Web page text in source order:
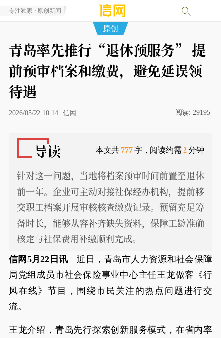
专注独家 · 原创新闻
原创
青岛率先推行“退休预服务” 提
前预审档案和缴费，避免延误领
待遇
2026/05/22 10:14 信网 阅读: 29195
导读 本文共 777字，阅读约需 2分钟
针对这一问题，当地将档案预审时间前置至退休
前一年。企业可主动对接社保经办机构，提前移
交职工档案开展审核核查缴费记录。预留充足筹
备时长，能够从容补齐缺失资料，保障工龄准确
核定与社保费用补缴顺利完成。
信网5月22日讯 近日，青岛市人力资源和社会保障
局党组成员市社会保险事业中心主任王龙做客《行
风在线》节目，围绕市民关注的热点问题进行交
流。
王龙介绍，青岛先行探索创新服务模式，在省内率